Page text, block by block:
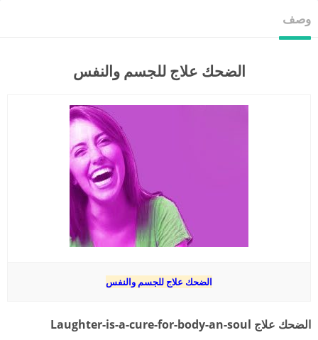
وصف
الضحك علاج للجسم والنفس
الضحك علاج للجسم والنفس
الضحك علاج Laughter-is-a-cure-for-body-an-soul